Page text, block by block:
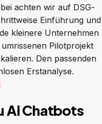
achten wir auf DSG-
Einführung und
kleinere Unternehmen
Pilotprojekt
Den passenden
Erstanalyse.
AI Chatbots